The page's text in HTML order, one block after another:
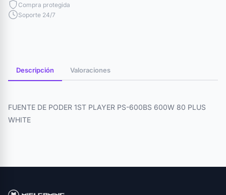
Compra protegida
Soporte 24/7
Descripción Valoraciones
FUENTE DE PODER 1ST PLAYER PS-600BS 600W 80 PLUS
WHITE